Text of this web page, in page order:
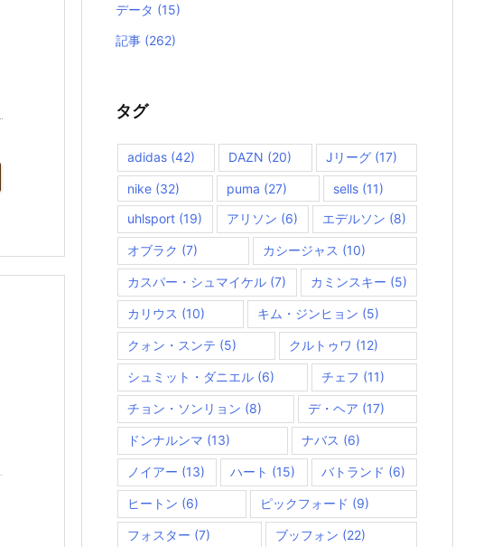
データ (15)
記事 (262)
タグ
adidas (42) DAZN (20) Jリーグ(17)
nike (32) puma (27) sells (11)
uhlsport (19) アリソン (6) エデルソン (8)
オブラク (7) カシージャス (10)
カスパー・シュマイケル (7) カミンスキー (5)
カリウス (10) キム・ジンヒョン (5)
クォン・スンテ (5) クルトゥワ (12)
シュミット・ダニエル (6) チェフ (11)
チョン・ソンリョン (8) デ・ヘア (17)
ドンナルンマ (13) ナバス (6)
ノイアー (13) ハート (15) バトランド (6)
ヒートン (6) ピックフォード (9)
フォスター (7) ブッフォン (22)